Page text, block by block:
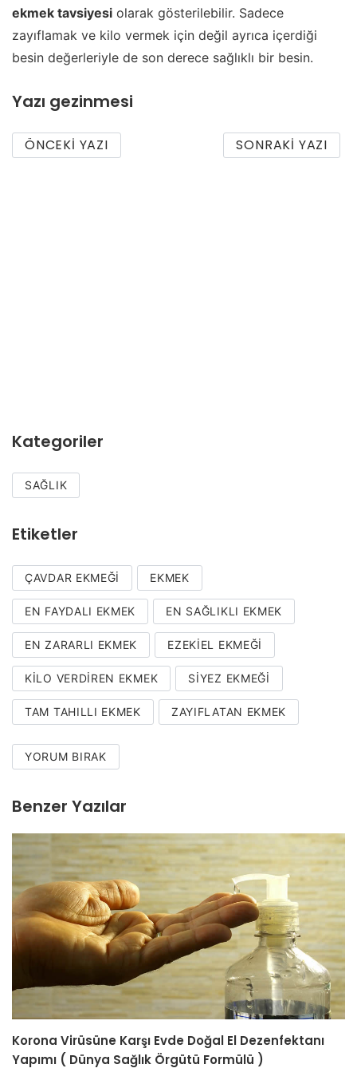
ekmek tavsiyesi olarak gösterilebilir. Sadece
zayıflamak ve kilo vermek için değil ayrıca içerdiği
besin değerleriyle de son derece sağlıklı bir besin.
Yazı gezinmesi
ÖNCEKI YAZI SONRAKI YAZI
Kategoriler
SAĞLIK
Etiketler
ÇAVDAR EKMEĞI EKMEK
EN FAYDALI EKMEK EN SAĞLIKLI EKMEK
EN ZARARLI EKMEK EZEKIEL EKMEĞI
KILO VERDIREN EKMEK SIYEZ EKMEĞI
TAM TAHILLI EKMEK ZAYIFLATAN EKMEK
YORUM BIRAK
Benzer Yazılar
Korona Virüsüne Karşı Evde Doğal El Dezenfektanı
Yapımı ( Dünya Sağlık Örgütü Formülü )